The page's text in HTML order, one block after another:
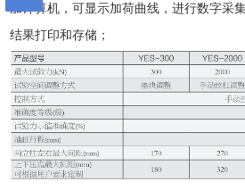
加计算机，可显示加荷曲线，进行数字采
结果打印和存储；